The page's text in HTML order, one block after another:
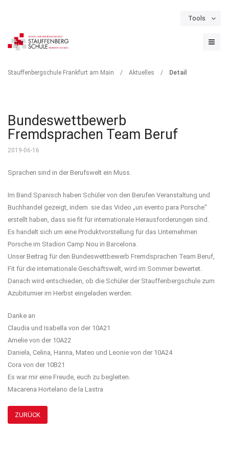
Tools
Schulportal Termine
Stauffenbergschule Frankfurt am Main / Aktuelles / Detail
Bundeswettbewerb
Fremdsprachen Team Beruf
2019-06-16
Sprachen sind in der Berufswelt ein Muss.
Im Band Spanisch haben Schüler von den Berufen Veranstaltung und
Buchhandel gezeigt, indem sie das Video „un evento para Porsche“
erstellt haben, dass sie fit für internationale Herausforderungen sind.
Es handelt sich um eine Produktvorstellung für das Unternehmen
Porsche im Stadion Camp Nou in Barcelona.
Unser Beitrag für den Bundeswettbewerb Fremdsprachen Team Beruf,
Fit für die internationale Geschäftswelt, wird im Sommer bewertet.
Danach wird entschieden, ob die Schüler der Stauffenbergschule zum
Azubiturnier im Herbst eingeladen werden.
Danke an
Claudia und Isabella von der 10A21
Amelie von der 10A22
Daniela, Celina, Hanna, Mateo und Leonie von der 10A24
Cora von der 10B21
Es war mir eine Freude, euch zu begleiten.
Macarena Hortelano de la Lastra
ZURÜCK